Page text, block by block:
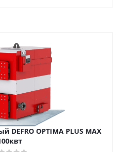
DEFRO OPTIMA PLUS MAX